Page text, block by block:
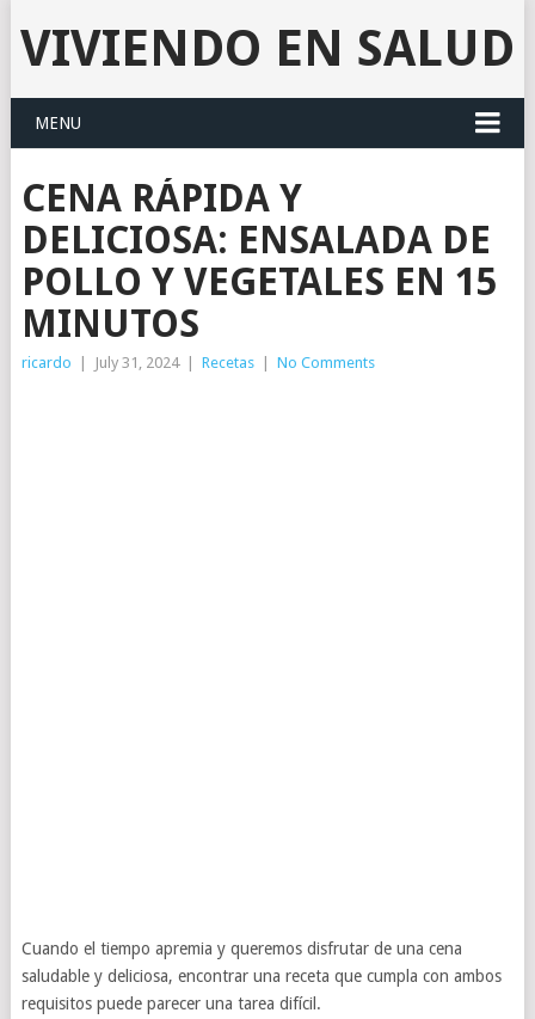
VIVIENDO EN SALUD
MENU
CENA RÁPIDA Y
DELICIOSA: ENSALADA DE
POLLO Y VEGETALES EN 15
MINUTOS
ricardo July 31, 2024 Recetas No Comments
Cuando el tiempo apremia y queremos disfrutar de una cena
saludable y deliciosa, encontrar una receta que cumpla con ambos
requisitos puede parecer una tarea difícil.